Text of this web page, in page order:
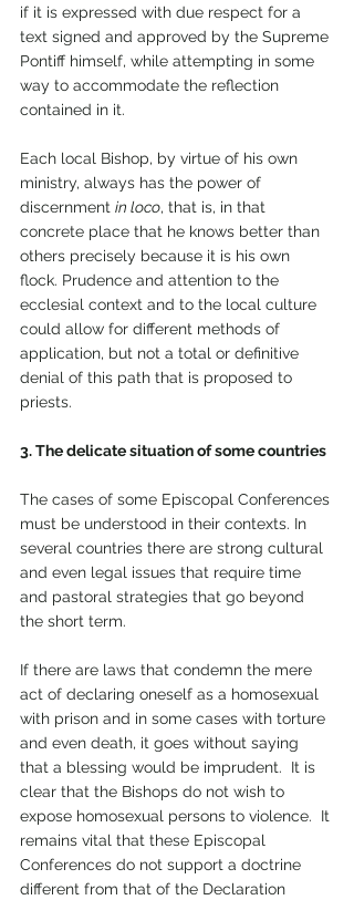
if it is expressed with due respect for a
text signed and approved by the Supreme
Pontiff himself, while attempting in some
way to accommodate the reflection
contained in it.
Each local Bishop, by virtue of his own
ministry, always has the power of
discernment in loco, that is, in that
concrete place that he knows better than
others precisely because it is his own
flock. Prudence and attention to the
ecclesial context and to the local culture
could allow for different methods of
application, but not a total or definitive
denial of this path that is proposed to
priests.
3. The delicate situation of some countries
The cases of some Episcopal Conferences
must be understood in their contexts. In
several countries there are strong cultural
and even legal issues that require time
and pastoral strategies that go beyond
the short term.
If there are laws that condemn the mere
act of declaring oneself as a homosexual
with prison and in some cases with torture
and even death, it goes without saying
that a blessing would be imprudent.  It is
clear that the Bishops do not wish to
expose homosexual persons to violence.  It
remains vital that these Episcopal
Conferences do not support a doctrine
different from that of the Declaration